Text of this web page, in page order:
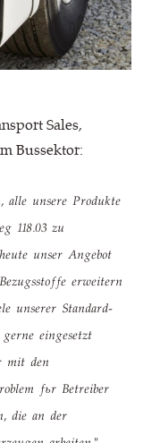
Sales,
Bussektor:
alle unsere Produkte
118.03 zu
unser Angebot
erweitern
unserer Standard-
eingesetzt
mit den
für Betreiber
die an der